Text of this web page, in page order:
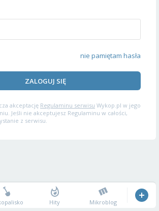
nie pamiętam hasła
ZALOGUJ SIĘ
akceptację Regulaminu serwisu Wykop.pl w jego
Jeśli nie akceptujesz Regulaminu w całości,
z serwisu.
Hity Mikroblog